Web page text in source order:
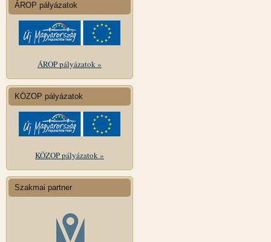
ÁROP pályázatok
ÁROP pályázatok »
KÖZOP pályázatok
KÖZOP pályázatok »
Szakmai partner